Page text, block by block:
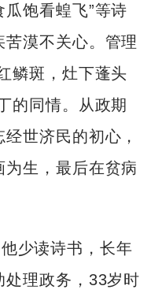
饱看蝗飞”等诗
漠不关心。管理
鳞斑，灶下蓬头
的同情。从政期
世济民的初心，
生，最后在贫病
少读诗书，长年
处理政务，33岁时